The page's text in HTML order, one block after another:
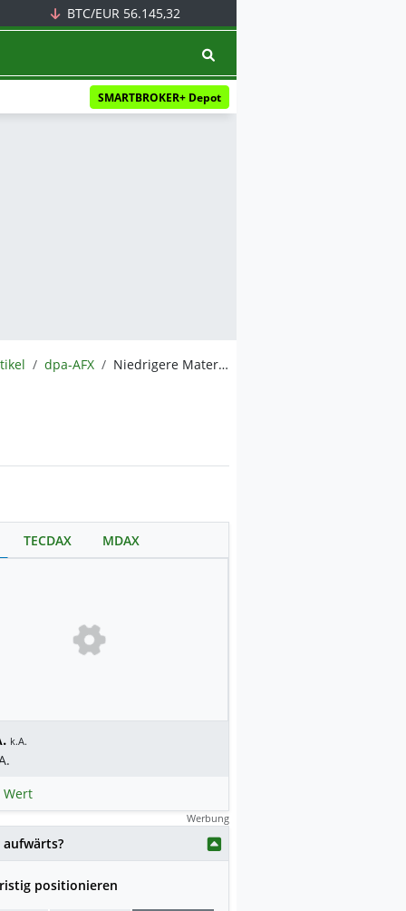
BTC/EUR 56.145,32
SMARTBROKER+ Depot
dpa-AFX Niedrigere Materialkosten verhelfen Friedrich Vorwerk zu Gewinnsprung
TECDAX MDAX
k.A.
Werbung
positionieren